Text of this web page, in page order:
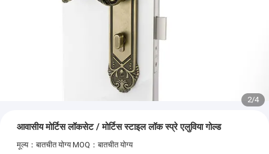
2/4
आवासीय मोर्टिस लॉकसेट / मोर्टिस स्टाइल लॉक स्प्रे एलुविया गोल्ड
मूल्य：बातचीत योग्य MOQ：बातचीत योग्य